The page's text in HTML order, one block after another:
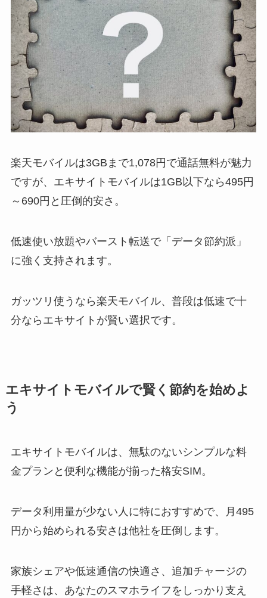
楽天モバイルは3GBまで1,078円で通話無料が魅力
ですが、エキサイトモバイルは1GB以下なら495円
～690円と圧倒的安さ。
低速使い放題やバースト転送で「データ節約派」
に強く支持されます。
ガッツリ使うなら楽天モバイル、普段は低速で十
分ならエキサイトが賢い選択です。
エキサイトモバイルで賢く節約を始めよ
う
エキサイトモバイルは、無駄のないシンプルな料
金プランと便利な機能が揃った格安SIM。
データ利用量が少ない人に特におすすめで、月495
円から始められる安さは他社を圧倒します。
家族シェアや低速通信の快適さ、追加チャージの
手軽さは、あなたのスマホライフをしっかり支え